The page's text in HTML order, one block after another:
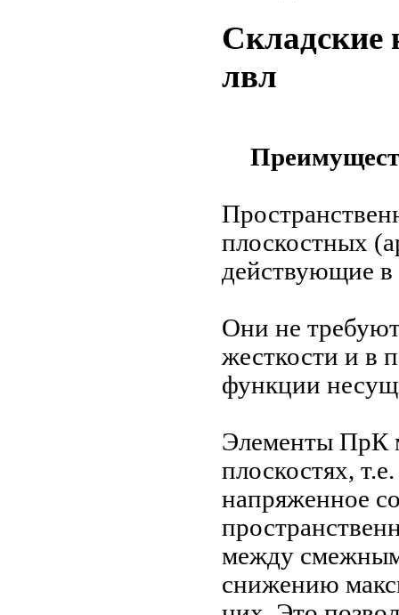
Складские
лвл
плоскостных
действующие
Они не
жесткости и в
функции
Элементы ПрК
плоскостях,
напряженное
между
снижению